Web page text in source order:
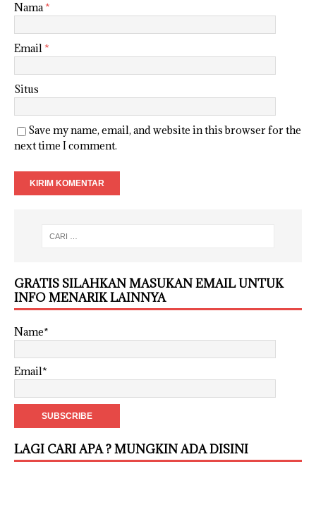
Nama*
Email *
Situs
Save my name, email, and website in this browser for the
next time I comment.
GRATIS SILAHKAN MASUKAN EMAIL UNTUK
INFO MENARIK LAINNYA
Name*
Email*
LAGI CARI APA ? MUNGKIN ADA DISINI